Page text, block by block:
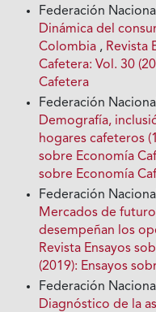
Federación
Dinámica del
Colombia , Revista
Cafetera: Vol. 30
Cafetera
Federación
Demografía,
hogares cafeteros
sobre Economía
sobre Economía
Federación
Mercados de
desempeñan los
Revista Ensayos
(2019): Ensayos
Federación
Diagnóstico de la